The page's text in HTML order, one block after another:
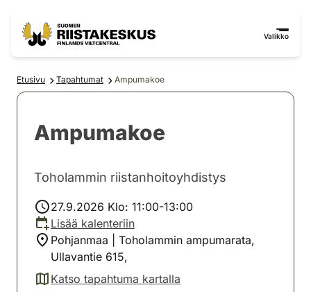
Valikko
Etusivu Tapahtumat Ampumakoe
Ampumakoe
Toholammin riistanhoitoyhdistys
27.9.2026 Klo: 11:00-13:00
Lisää kalenteriin
Pohjanmaa | Toholammin ampumarata,
Ullavantie 615,
Katso tapahtuma kartalla
(avautuu uuteen välilehteen)